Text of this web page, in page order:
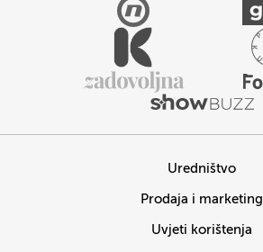
Uredništvo
Prodaja i marketing
Uvjeti korištenja